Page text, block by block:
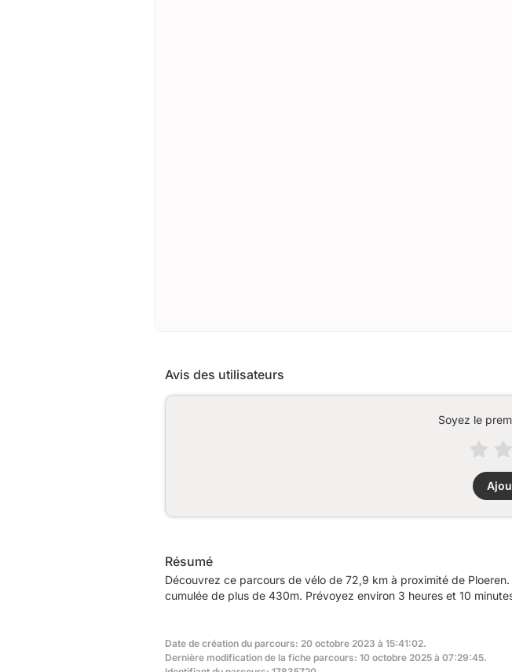
Avis des utilisateurs
Soyez le
Résumé
Découvrez ce parcours de vélo de 72,9 km à proximité de
cumulée de plus de 430m. Prévoyez environ 3 heures et 10
Date de création du parcours: 20 octobre 2023 à 15:41:02.
Dernière modification de la fiche parcours: 10 octobre 2025 à 07:29:45.